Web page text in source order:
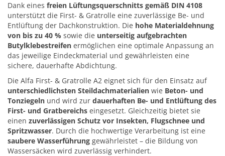
Dank eines freien Lüftungsquerschnitts gemäß DIN 4108
unterstützt die First- & Gratrolle eine zuverlässige Be- und
Entlüftung der Dachkonstruktion. Die hohe Materialdehnung
von bis zu 40 % sowie die unterseitig aufgebrachten
Butylklebestreifen ermöglichen eine optimale Anpassung an
das jeweilige Eindeckmaterial und gewährleisten eine
sichere, dauerhafte Abdichtung.
Die Alfa First- & Gratrolle A2 eignet sich für den Einsatz auf
unterschiedlichsten Steildachmaterialien wie Beton- und
Tonziegeln und wird zur dauerhaften Be- und Entlüftung des
First- und Gratbereichs eingesetzt. Gleichzeitig bietet sie
einen zuverlässigen Schutz vor Insekten, Flugschnee und
Spritzwasser. Durch die hochwertige Verarbeitung ist eine
saubere Wasserführung gewährleistet – die Bildung von
Wassersäcken wird zuverlässig verhindert.